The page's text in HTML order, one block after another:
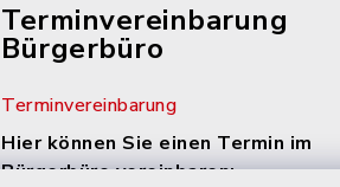
Terminvereinbarung
Bürgerbüro
Terminvereinbarung
Hier können Sie einen Termin im
Bürgerbüro vereinbaren: